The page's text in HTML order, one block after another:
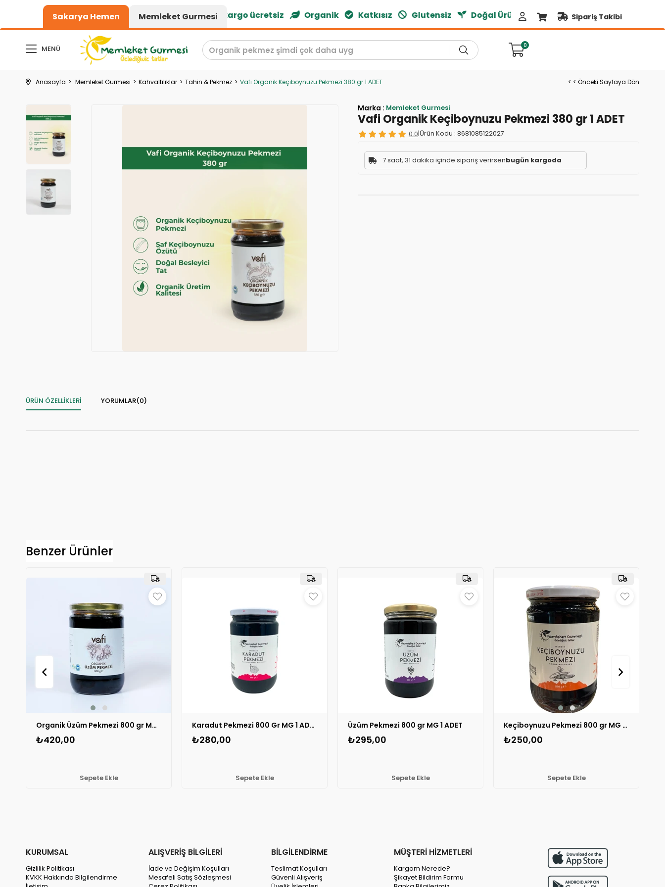
Sakarya Hemen Memleket Gurmesi
1000₺ üzeri alışverişlerde kargo ücretsiz Organik Katkısız Glutensiz Doğal Ürünler Sipariş Takibi
MENÜ 0
Anasayfa Memleket Gurmesi Kahvaltılıklar Tahin & Pekmez Vafi Organik Keçiboynuzu Pekmezi 380 gr 1 ADET < < Önceki Sayfaya Dön
Vafi Organik Keçiboynuzu Pekmezi 380 gr 1 ADET
0.0|Ürün Kodu : 8681085122027
7 saat, 31 dakika içinde sipariş verirsenbugün kargoda
Marka : Memleket Gurmesi
ÜRÜN ÖZELLIKLERI YORUMLAR(0)
Benzer Ürünler
Organik Üzüm Pekmezi 800 gr MG 1 ADET
₺420,00
Sepete Ekle
Karadut Pekmezi 800 Gr MG 1 ADET
₺280,00
Sepete Ekle
Üzüm Pekmezi 800 gr MG 1 ADET
₺295,00
Sepete Ekle
Keçiboynuzu Pekmezi 800 gr MG 1 ADET
₺250,00
Sepete Ekle
KURUMSAL
Gizlilik Politikası
KVKK Hakkında Bilgilendirme
ALIŞVERİŞ BİLGİLERİ
İade ve Değişim Koşulları
Mesafeli Satış Sözleşmesi
BİLGİLENDİRME
Teslimat Koşulları
Güvenli Alışveriş
MÜŞTERİ HİZMETLERİ
Kargom Nerede?
Şikayet Bildirim Formu